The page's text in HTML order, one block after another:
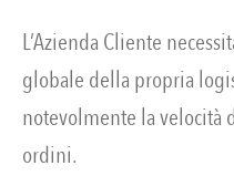
L’Azienda Cliente
globale della propria
notevolmente la velocità
ordini.